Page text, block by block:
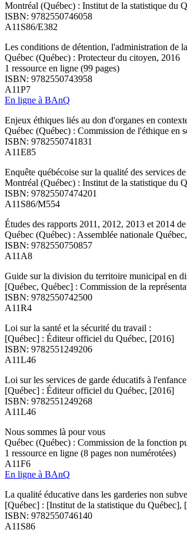
Montréal (Québec) : Institut de la statistique du
ISBN: 9782550746058
A11S86/E382
Les conditions de détention, l'administration de
Québec (Québec) : Protecteur du citoyen, 2016
1 ressource en ligne (99 pages)
ISBN: 9782550743958
A11P7
En ligne à BAnQ
Enjeux éthiques liés au don d'organes en
Québec (Québec) : Commission de l'éthique en
ISBN: 9782550741831
A11E85
Enquête québécoise sur la qualité des services
Montréal (Québec) : Institut de la statistique du
ISBN: 97825507474201
A11S86/M554
Études des rapports 2011, 2012, 2013 et 2014
Québec (Québec) : Assemblée nationale
ISBN: 9782550750857
A11A8
Guide sur la division du territoire municipal en
[Québec, Québec] : Commission de la
ISBN: 9782550742500
A11R4
Loi sur la santé et la sécurité du travail :
[Québec] : Éditeur officiel du Québec, [2016]
ISBN: 9782551249206
A11L46
Loi sur les services de garde éducatifs à
[Québec] : Éditeur officiel du Québec, [2016]
ISBN: 9782551249268
A11L46
Nous sommes là pour vous
Québec (Québec) : Commission de la fonction
1 ressource en ligne (8 pages non numérotées)
A11F6
En ligne à BAnQ
La qualité éducative dans les garderies non
[Québec] : [Institut de la statistique du Québec],
ISBN: 9782550746140
A11S86